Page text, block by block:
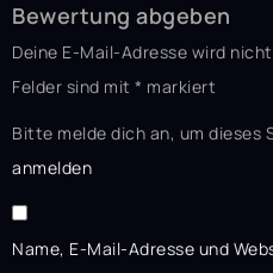
Bewertung abgeben
Deine E-Mail-Adresse wird
Felder sind mit * markiert
Bitte melde dich an, um dieses
anmelden
Name, E-Mail-Adresse und